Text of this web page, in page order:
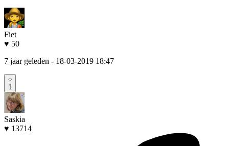
Fiet
♥ 50
7 jaar geleden - 18-03-2019 18:47
1
Saskia
♥ 13714